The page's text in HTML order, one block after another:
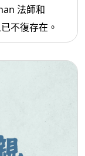
法師和
不復存在。